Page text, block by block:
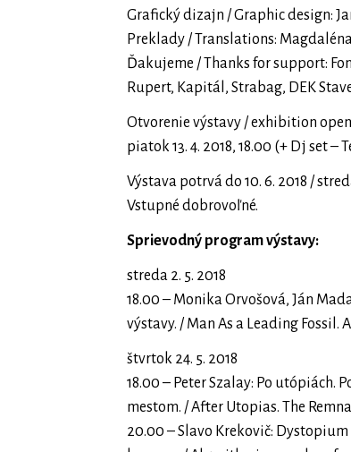
Grafický dizajn / Graphic design:
Preklady / Translations:
Ďakujeme / Thanks for support:
Rupert, Kapitál, Strabag, DEK
Otvorenie výstavy / exhibition
piatok 13. 4. 2018, 18.00 (+ Dj set –
Výstava potrvá do 10. 6. 2018 /
Vstupné dobrovoľné.
Sprievodný program výstavy:
streda 2. 5. 2018
18.00 – Monika Orvošová, Ján
výstavy. / Man As a Leading
štvrtok 24. 5. 2018
18.00 – Peter Szalay: Po
mestom. / After Utopias. The
20.00 – Slavo Krekovič: